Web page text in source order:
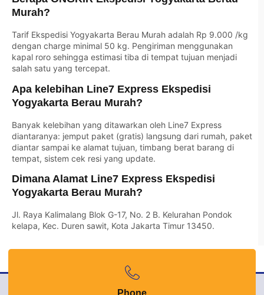
Murah?
Tarif Ekspedisi Yogyakarta Berau Murah adalah Rp 9.000 /kg
dengan charge minimal 50 kg. Pengiriman menggunakan
kapal roro sehingga estimasi tiba di tempat tujuan menjadi
salah satu yang tercepat.
Apa kelebihan Line7 Express Ekspedisi
Yogyakarta Berau Murah?
Banyak kelebihan yang ditawarkan oleh Line7 Express
diantaranya: jemput paket (gratis) langsung dari rumah, paket
diantar sampai ke alamat tujuan, timbang berat barang di
tempat, sistem cek resi yang update.
Dimana Alamat Line7 Express Ekspedisi
Yogyakarta Berau Murah?
Jl. Raya Kalimalang Blok G-17, No. 2 B. Kelurahan Pondok
kelapa, Kec. Duren sawit, Kota Jakarta Timur 13450.